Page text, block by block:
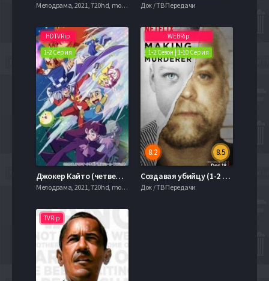
Мелодрама, 2021, 720hd, mobilen Док / ТВ Передачи
HDTVRip
1-2 Серия
Джокер Кайто (четвертый сезон) (2016)
Мелодрама, 2021, 720hd, mobilen
WEBRip
1-2 Сезон | 1-10 Серия
8.5
8.2
Создавая убийцу (1-2 Сезон)
Док / ТВ Передачи
TVRip